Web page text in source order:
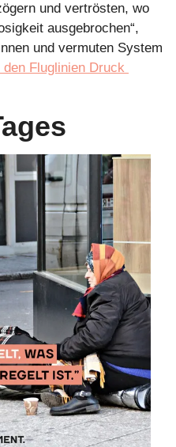
und vertrösten, wo
ausgebrochen“,
und vermuten System
Fluglinien Druck